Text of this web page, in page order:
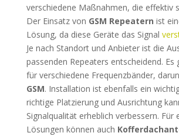
verschiedene Maßnahmen, die effektiv
Der Einsatz von GSM Repeatern ist
Lösung, da diese Geräte das Signal
Je nach Standort und Anbieter ist die
passenden Repeaters entscheidend. Es
für verschiedene Frequenzbänder,
GSM. Installation ist ebenfalls ein
richtige Platzierung und Ausrichtung
Signalqualität erheblich verbessern. Für
Lösungen können auch